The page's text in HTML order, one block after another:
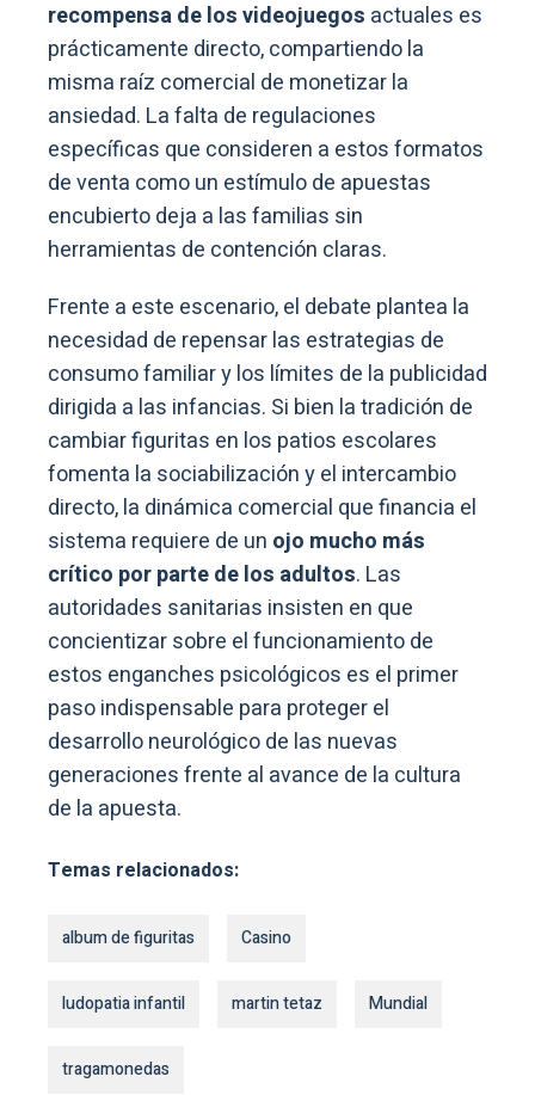
recompensa de los videojuegos actuales es
prácticamente directo, compartiendo la
misma raíz comercial de monetizar la
ansiedad. La falta de regulaciones
específicas que consideren a estos formatos
de venta como un estímulo de apuestas
encubierto deja a las familias sin
herramientas de contención claras.
Frente a este escenario, el debate plantea la
necesidad de repensar las estrategias de
consumo familiar y los límites de la publicidad
dirigida a las infancias. Si bien la tradición de
cambiar figuritas en los patios escolares
fomenta la sociabilización y el intercambio
directo, la dinámica comercial que financia el
sistema requiere de un ojo mucho más
crítico por parte de los adultos. Las
autoridades sanitarias insisten en que
concientizar sobre el funcionamiento de
estos enganches psicológicos es el primer
paso indispensable para proteger el
desarrollo neurológico de las nuevas
generaciones frente al avance de la cultura
de la apuesta.
Temas relacionados:
album de figuritas Casino
ludopatia infantil martin tetaz Mundial
tragamonedas